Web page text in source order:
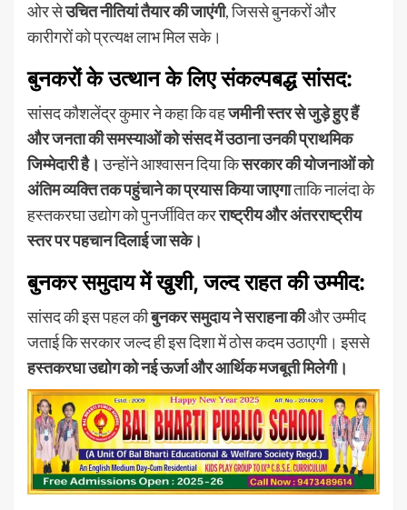
ओर सेउचित नीतियां तैयार की जाएंगी, जिससे बुनकरों और
कारीगरों को प्रत्यक्ष लाभ मिल सके।
बुनकरों के उत्थान के लिए संकल्पबद्ध सांसद:
सांसद कौशलेंद्र कुमार ने कहा कि वहजमीनी स्तर से जुड़े हुए हैं
और जनता की समस्याओं को संसद में उठाना उनकी प्राथमिक
जिम्मेदारी है। उन्होंने आश्वासन दिया किसरकार की योजनाओं को
अंतिम व्यक्ति तक पहुंचाने का प्रयास किया जाएगाताकि नालंदा के
हस्तकरघा उद्योग को पुनर्जीवित करराष्ट्रीय और अंतरराष्ट्रीय
स्तर पर पहचान दिलाई जा सके।
बुनकर समुदाय में खुशी, जल्द राहत की उम्मीद:
सांसद की इस पहल कीबुनकर समुदाय ने सराहना कीऔर उम्मीद
जताई कि सरकार जल्द ही इस दिशा में ठोस कदम उठाएगी। इससे
हस्तकरघा उद्योग को नई ऊर्जा और आर्थिक मजबूती मिलेगी।